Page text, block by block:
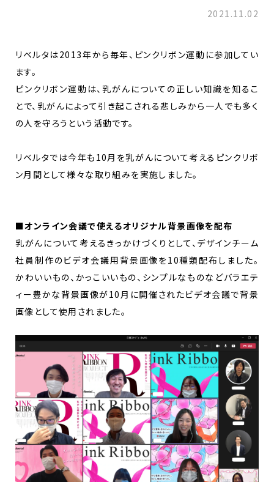
2021.11.02
リベルタは2013年から毎年、ピンクリボン運動に参加してい
ます。
ピンクリボン運動は、乳がんについての正しい知識を知るこ
とで、乳がんによって引き起こされる悲しみから一人でも多く
の人を守ろうという活動です。
リベルタでは今年も10月を乳がんについて考えるピンクリボ
ン月間として様々な取り組みを実施しました。
■オンライン会議で使えるオリジナル背景画像を配布
乳がんについて考えるきっかけづくりとして、デザインチーム
社員制作のビデオ会議用背景画像を10種類配布しました。
かわいいもの、かっこいいもの、シンプルなものなどバラエテ
ィー豊かな背景画像が10月に開催されたビデオ会議で背景
画像として使用されました。